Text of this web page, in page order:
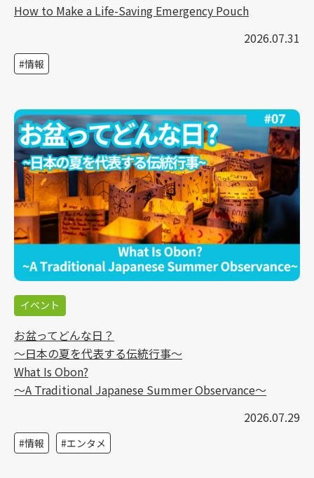
How to Make a Life-Saving Emergency Pouch
2026.07.31
情報
イベント
お盆ってどんな日？
～日本の夏を代表する伝統行事～
What Is Obon?
～A Traditional Japanese Summer Observance～
2026.07.29
情報 エンタメ